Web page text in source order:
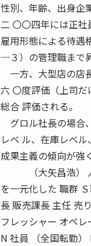
性別、年齢、出身企
二 〇〇四年には正社
雇用形態による待遇
─３）の管理職まで
一方、大型店の店
六 〇度評価（上司
総合 評価される。
グロル社長の場合
レベ ル、在庫レベ
成果主義の傾向が強
（大矢昌浩） 人
を一元化した 職群
長 販売課長 主任 売
フレッシャー オペ
N 社員 （全国転勤